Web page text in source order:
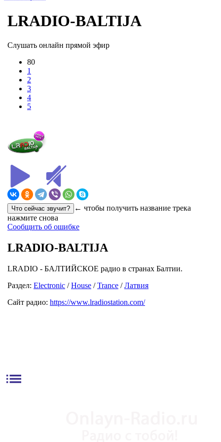
LRADIO-BALTIJA
Слушать онлайн прямой эфир
80
1
2
3
4
5
← чтобы получить название трека
нажмите снова
Сообщить об ошибке
LRADIO-BALTIJA
LRADIO - БАЛТИЙСКОЕ радио в странах Балтии.
Раздел: Electronic /House /Trance /Латвия
Сайт радио: https://www.lradiostation.com/
list